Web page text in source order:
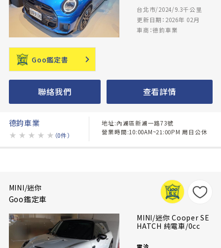
台北市/2024/9.3千公里
更新日期：2026年 02月
車商：德鈞車業
Goo鑑定書
聯絡我們 查看詳情
德鈞車業
★ ★ ★ ★ ★ （0件）
地址:內湖區新湖一路73號
營業時間:10:00AM~21:00PM 周日公休
MINI/迷你
Goo鑑定車
MINI/迷你 Cooper SE
HATCH 純電車/0cc